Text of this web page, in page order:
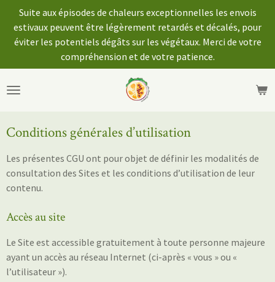
Passer
au
contenu
Suite aux épisodes de chaleurs exceptionnelles les envois
estivaux peuvent être légèrement retardés et décalés, pour
éviter les potentiels dégâts sur les végétaux. Merci de votre
compréhension et de votre patience.
Conditions générales d’utilisation
Les présentes CGU ont pour objet de définir les modalités de
consultation des Sites et les conditions d’utilisation de leur
contenu.
Accès au site
Le Site est accessible gratuitement à toute personne majeure
ayant un accès au réseau Internet (ci-après « vous » ou «
l’utilisateur »).